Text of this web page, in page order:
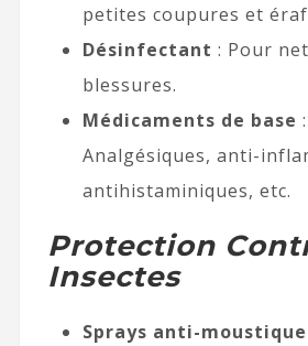
petites coupures et
Désinfectant : Pour
blessures.
Médicaments de base :
Analgésiques, anti-
antihistaminiques, etc.
Protection
Insectes
Sprays anti-